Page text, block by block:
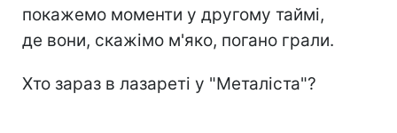
покажемо моменти у другому таймі,
де вони, скажімо м'яко, погано грали.
Хто зараз в лазареті у "Металіста"?